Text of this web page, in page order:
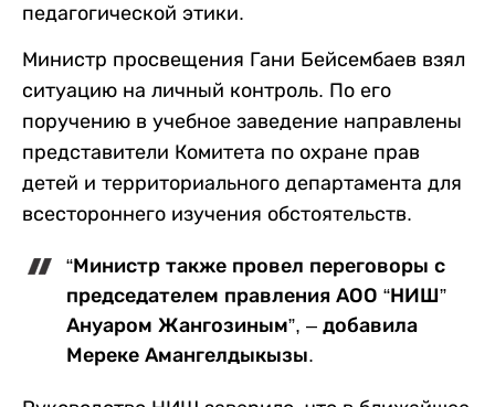
педагогической этики.
Министр просвещения Гани Бейсембаев взял
ситуацию на личный контроль. По его
поручению в учебное заведение направлены
представители Комитета по охране прав
детей и территориального департамента для
всестороннего изучения обстоятельств.
“Министр также провел переговоры с
председателем правления АОО “НИШ”
Ануаром Жангозиным”, – добавила
Мереке Амангелдыкызы.